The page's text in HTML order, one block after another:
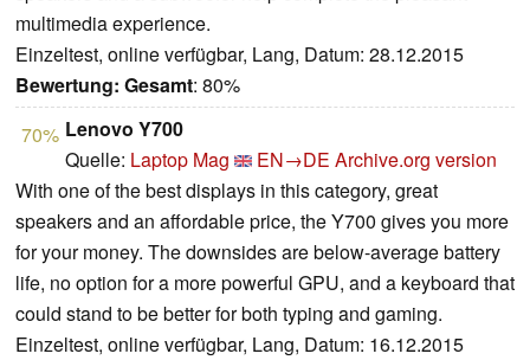
multimedia experience.
Einzeltest, online verfügbar, Lang, Datum: 28.12.2015
Bewertung: Gesamt: 80%
70% Lenovo Y700
Quelle: Laptop Mag EN→DE Archive.org version
With one of the best displays in this category, great
speakers and an affordable price, the Y700 gives you more
for your money. The downsides are below-average battery
life, no option for a more powerful GPU, and a keyboard that
could stand to be better for both typing and gaming.
Einzeltest, online verfügbar, Lang, Datum: 16.12.2015